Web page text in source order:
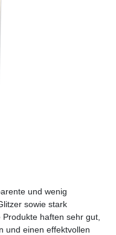
und wenig
sowie stark
haften sehr gut,
und einen effektvollen